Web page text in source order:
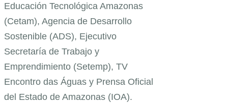
Educación Tecnológica Amazonas
(Cetam), Agencia de Desarrollo
Sostenible (ADS), Ejecutivo
Secretaría de Trabajo y
Emprendimiento (Setemp), TV
Encontro das Águas y Prensa Oficial
del Estado de Amazonas (IOA).